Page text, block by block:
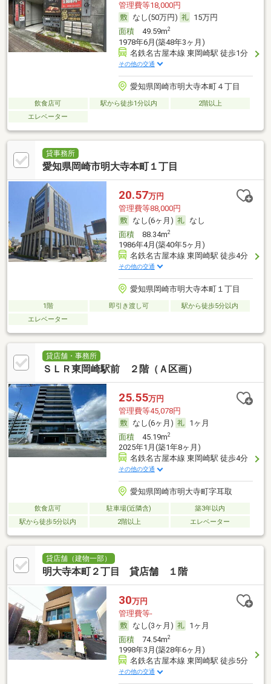
管理費等18,000円
なし(50万円)
15万円
面積49.59m2
1978年6月(築48年3ヶ月)
名鉄名古屋本線 東岡崎駅 徒歩1分
その他の交通
愛知県岡崎市明大寺本町４丁目
飲食店可 駅から徒歩1分以内
2階以上
エレベーター
貸事務所
愛知県岡崎市明大寺本町１丁目
20.57万円
管理費等88,000円
なし(6ヶ月)
なし
面積88.34m2
1986年4月(築40年5ヶ月)
名鉄名古屋本線 東岡崎駅 徒歩4分
その他の交通
愛知県岡崎市明大寺本町１丁目
1階 即引き渡し可
駅から徒歩5分以内
エレベーター
貸店舗・事務所
ＳＬＲ東岡崎駅前 ２階（Ａ区画）
25.55万円
管理費等45,078円
なし(6ヶ月)
1ヶ月
面積45.19m2
2025年1月(築1年8ヶ月)
名鉄名古屋本線 東岡崎駅 徒歩4分
その他の交通
愛知県岡崎市明大寺町字耳取
飲食店可 駐車場(近隣含)
築3年以内
駅から徒歩5分以内
2階以上 エレベーター
貸店舗（建物一部）
明大寺本町２丁目 貸店舗 １階
30万円
管理費等-
なし(3ヶ月)
1ヶ月
面積74.54m2
1998年3月(築28年6ヶ月)
名鉄名古屋本線 東岡崎駅 徒歩5分
その他の交通